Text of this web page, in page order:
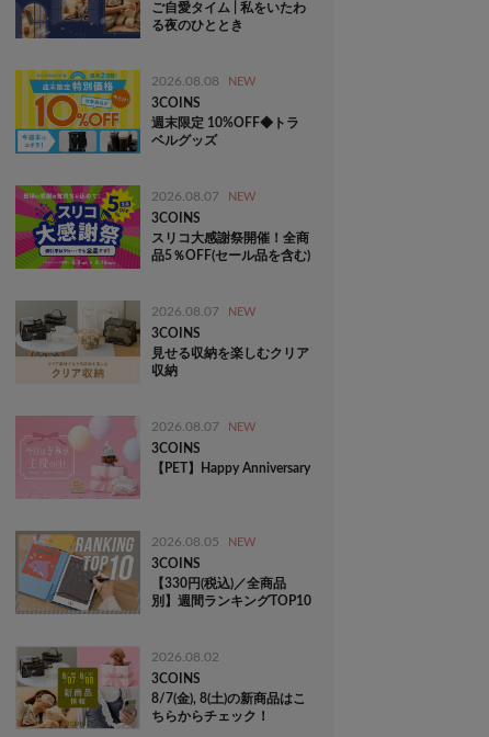
ご自愛タイム | 私をいたわ
る夜のひととき
2026.08.08 NEW
3COINS
週末限定 10%OFF◆トラ
ベルグッズ
2026.08.07 NEW
3COINS
スリコ大感謝祭開催！全商
品5％OFF(セール品を含む)
2026.08.07 NEW
3COINS
見せる収納を楽しむクリア
収納
2026.08.07 NEW
3COINS
【PET】Happy Anniversary
2026.08.05 NEW
3COINS
【330円(税込)／全商品
別】週間ランキングTOP10
2026.08.02
3COINS
8/7(金), 8(土)の新商品はこ
ちらからチェック！